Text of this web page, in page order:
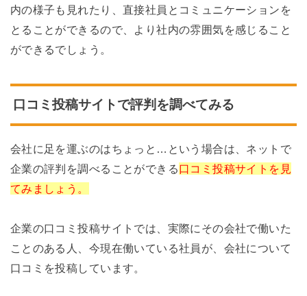
内の様子も見れたり、直接社員とコミュニケーションを
とることができるので、より社内の雰囲気を感じること
ができるでしょう。
口コミ投稿サイトで評判を調べてみる
会社に足を運ぶのはちょっと…という場合は、ネットで
企業の評判を調べることができる口コミ投稿サイトを見
てみましょう。
企業の口コミ投稿サイトでは、実際にその会社で働いた
ことのある人、今現在働いている社員が、会社について
口コミを投稿しています。